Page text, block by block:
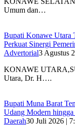
Umum dan…
Bupati Konawe Utara
Perkuat Sinergi
Advertorial3 Agustus
‎KONAWE
Utara, Dr. H….
‎Bupati Muna Barat
Udang Modern
Daerah30 Juli 2026 |